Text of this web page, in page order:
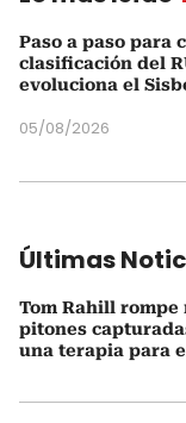
Paso a paso para
clasificación del
evoluciona el
05/08/2026
Últimas
Tom Rahill rompe
pitones
una terapia para